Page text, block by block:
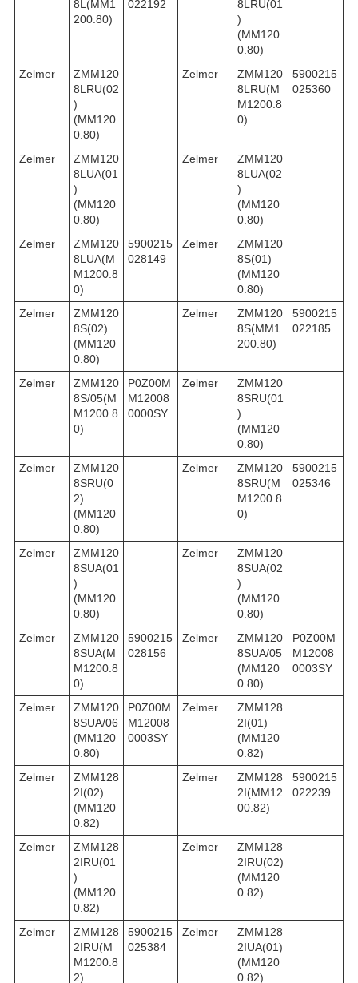
8L(MM1
200.80)
022192
8LRU(01
)
(MM120
0.80)
Zelmer
ZMM120
8LRU(02
)
(MM120
0.80)
Zelmer
ZMM120
8LRU(M
M1200.8
0)
5900215
025360
Zelmer
ZMM120
8LUA(01
)
(MM120
0.80)
Zelmer
ZMM120
8LUA(02
)
(MM120
0.80)
Zelmer
ZMM120
8LUA(M
M1200.8
0)
5900215
028149
Zelmer
ZMM120
8S(01)
(MM120
0.80)
Zelmer
ZMM120
8S(02)
(MM120
0.80)
Zelmer
ZMM120
8S(MM1
200.80)
5900215
022185
Zelmer
ZMM120
8S/05(M
M1200.8
0)
P0Z00M
M12008
0000SY
Zelmer
ZMM120
8SRU(01
)
(MM120
0.80)
Zelmer
ZMM120
8SRU(0
2)
(MM120
0.80)
Zelmer
ZMM120
8SRU(M
M1200.8
0)
5900215
025346
Zelmer
ZMM120
8SUA(01
)
(MM120
0.80)
Zelmer
ZMM120
8SUA(02
)
(MM120
0.80)
Zelmer
ZMM120
8SUA(M
M1200.8
0)
5900215
028156
Zelmer
ZMM120
8SUA/05
(MM120
0.80)
P0Z00M
M12008
0003SY
Zelmer
ZMM120
8SUA/06
(MM120
0.80)
P0Z00M
M12008
0003SY
Zelmer
ZMM128
2I(01)
(MM120
0.82)
Zelmer
ZMM128
2I(02)
(MM120
0.82)
Zelmer
ZMM128
2I(MM12
00.82)
5900215
022239
Zelmer
ZMM128
2IRU(01
)
(MM120
0.82)
Zelmer
ZMM128
2IRU(02)
(MM120
0.82)
Zelmer
ZMM128
2IRU(M
M1200.8
2)
5900215
025384
Zelmer
ZMM128
2IUA(01)
(MM120
0.82)